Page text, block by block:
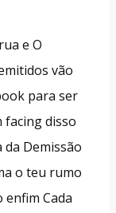
e O
vão
para ser
facing disso
Demissão
o teu rumo
Cada